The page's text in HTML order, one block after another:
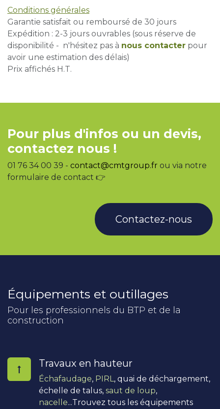
Conditions générales
Garantie satisfait ou remboursé de 30 jours
Expédition : 2-3 jours ouvrables (sous réserve de
disponibilité - n'hésitez pas à nous contacter pour
avoir une estimation des délais)
Prix affichés H.T.
Pour plus d'infos ou un devis,
contactez nous !
01 76 34 00 39 - contact@cmtgroup.fr ou via notre
formulaire de contact 👉
Contactez-nous
Équipements et outillages
Pour les professionnels du BTP et de la
construction
Travaux en hauteur
Échafaudage, PIRL, quai de déchargement,
échelle de talus, saut de loup,
nacelle...Trouvez tous les équipements